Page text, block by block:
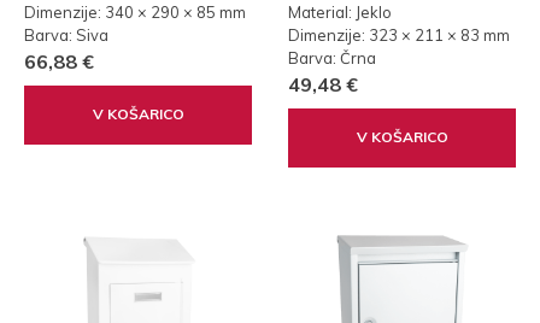
Dimenzije: 340 × 290 × 85 mm
Barva: Siva
66,88 €
V KOŠARICO
Material: Jeklo
Dimenzije: 323 × 211 × 83 mm
Barva: Črna
49,48 €
V KOŠARICO